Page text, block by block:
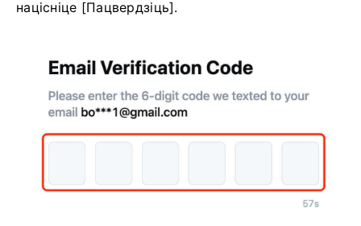
націсніце [Пацвердзіць].